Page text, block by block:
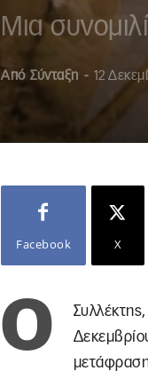
Μια
Από Σύνταξη - 12
Facebook X
Ο